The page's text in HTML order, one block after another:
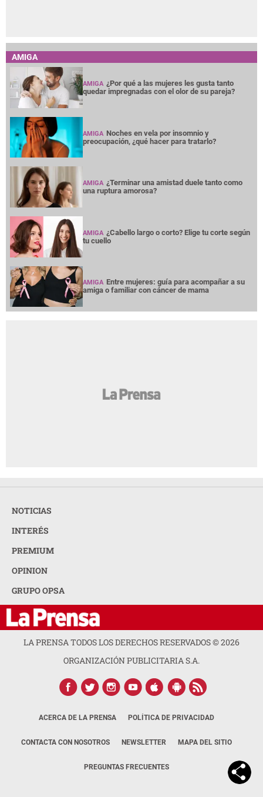
AMIGA
AMIGA ¿Por qué a las mujeres les gusta tanto
quedar impregnadas con el olor de su pareja?
AMIGA Noches en vela por insomnio y
preocupación, ¿qué hacer para tratarlo?
AMIGA ¿Terminar una amistad duele tanto como
una ruptura amorosa?
AMIGA ¿Cabello largo o corto? Elige tu corte según
tu cuello
AMIGA Entre mujeres: guía para acompañar a su
amiga o familiar con cáncer de mama
NOTICIAS
INTERÉS
PREMIUM
OPINION
GRUPO OPSA
LA PRENSA TODOS LOS DERECHOS RESERVADOS ©2026
ORGANIZACIÓN PUBLICITARIA S.A.
ACERCA DE LA PRENSA POLÍTICA DE PRIVACIDAD
CONTACTA CON NOSOTROS NEWSLETTER MAPA DEL SITIO
PREGUNTAS FRECUENTES